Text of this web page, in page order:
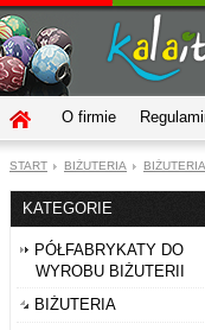
O firmie
START BIŻUTERIA
KATEGORIE
PÓŁFABRYKATY DO
WYROBU BIŻUTERII
BIŻUTERIA